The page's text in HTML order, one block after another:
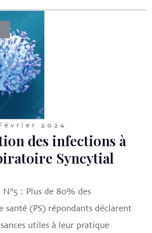
2024
des infections à
Syncytial
N°5 : Plus de 80% des
santé (PS) répondants déclarent
utiles à leur pratique